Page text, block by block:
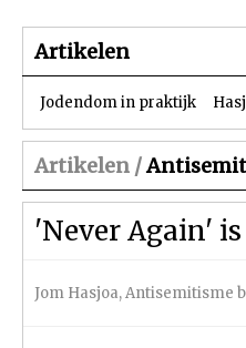
Artikelen
Jodendom in praktijk
Artikelen /
'Never Again'
Jom Hasjoa,Antisemitisme